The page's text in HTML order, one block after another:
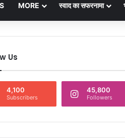
MORE स्वाद का सफरनामा
Us
4,100
Subscribers
45,800
Followers